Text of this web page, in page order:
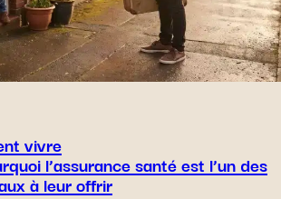
vivre
l’assurance santé est l’un des
à leur offrir